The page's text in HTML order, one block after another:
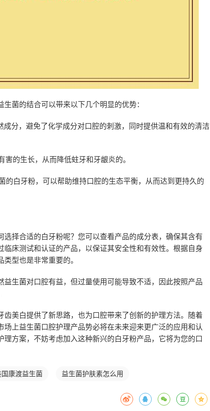
菌的结合可以带来以下几个明显的优势：
成分，避免了化学成分对口腔的刺激，同时提供温和有效的清洁
的生长，从而降低蛀牙和牙龈炎的。
的白牙粉，可以帮助维持口腔的生态平衡，从而达到更持久的
选择合适的白牙粉呢？您可以查看产品的成分表，确保其含有
临床测试和认证的产品，以保证其安全性和有效性。根据自身
型也是非常重要的。
益生菌对口腔有益，但过量使用可能导致不适，因此按照产品
齿美白提供了新思路，也为口腔带来了创新的护理方法。随着
场上益生菌口腔护理产品势必将在未来迎来更广泛的应用和认
理方案，不妨考虑加入这种新兴的白牙粉产品，它将为您的口
国康渡益生菌 益生菌护肤素怎么用